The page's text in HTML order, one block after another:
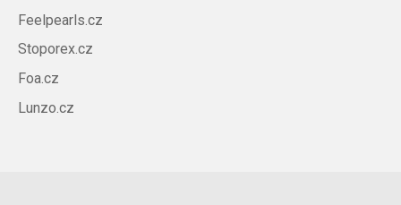
Feelpearls.cz
Stoporex.cz
Foa.cz
Lunzo.cz